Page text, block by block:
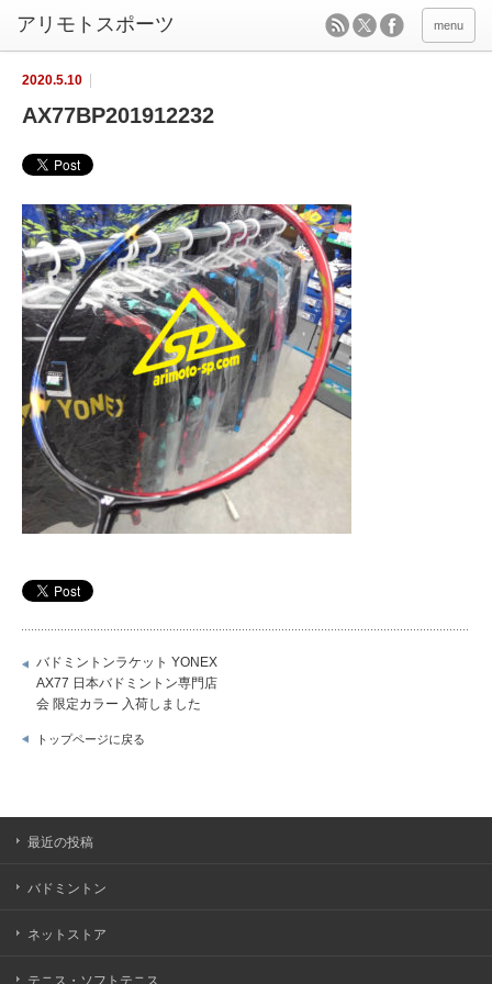
menu
2020.5.10
AX77BP201912232
バドミントンラケット YONEX
AX77 日本バドミントン専門店
会 限定カラー 入荷しました
トップページに戻る
最近の投稿
バドミントン
ネットストア
テニス・ソフトテニス